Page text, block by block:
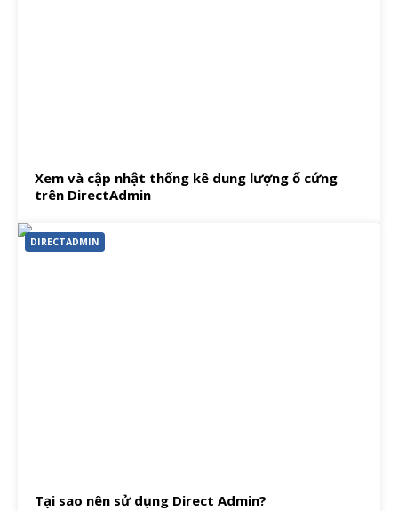
Xem và cập nhật thống kê dung lượng ổ cứng
trên DirectAdmin
DIRECTADMIN
Tại sao nên sử dụng Direct Admin?